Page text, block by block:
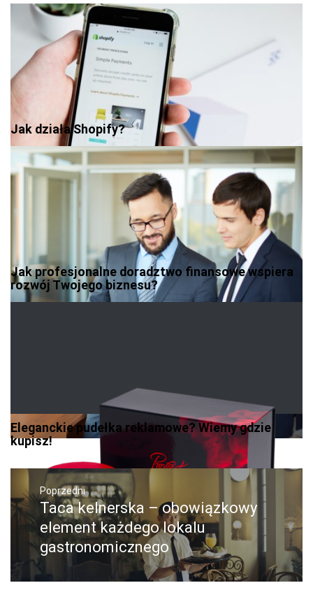
Jak działa Shopify?
Jak profesjonalne doradztwo finansowe wspiera
rozwój Twojego biznesu?
Eleganckie pudełka reklamowe? Wiemy gdzie
kupisz!
Nawigacja
wpisuPoprzedni
Poprzedni
wpis:
Taca kelnerska – obowiązkowy
element każdego lokalu
gastronomicznego